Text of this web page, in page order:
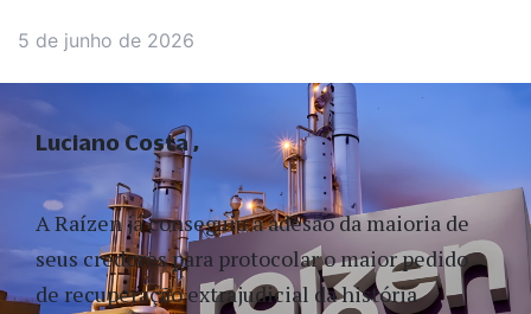
5 de junho de 2026
A Raízen já conseguiu a adesão da maioria de
seus credores para protocolar o maior pedido
de recuperação extrajudicial da história
Luciano Costa